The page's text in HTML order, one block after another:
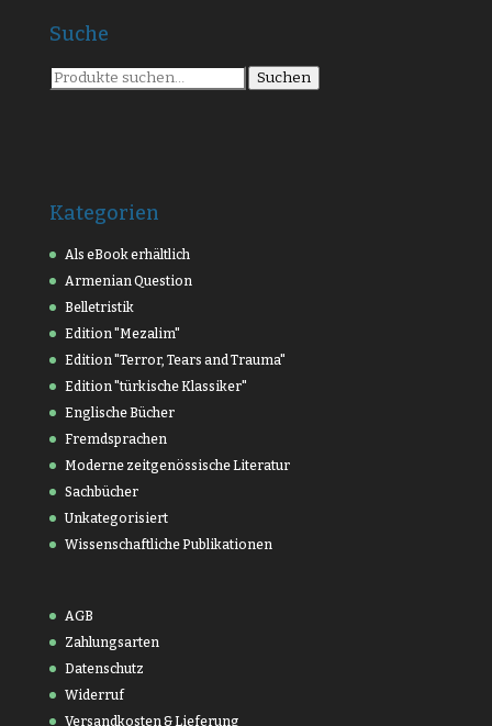
Suche
Suche
nach:
Suchen
Kategorien
Als eBook erhältlich
Armenian Question
Belletristik
Edition "Mezalim"
Edition "Terror, Tears and Trauma"
Edition "türkische Klassiker"
Englische Bücher
Fremdsprachen
Moderne zeitgenössische Literatur
Sachbücher
Unkategorisiert
Wissenschaftliche Publikationen
AGB
Zahlungsarten
Datenschutz
Widerruf
Versandkosten & Lieferung